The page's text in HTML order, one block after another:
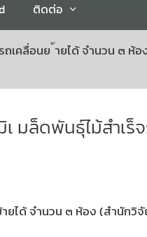
ติดต่อ
ถเคลื่อนย ้ายได้ จำนวน ๓
มล็ดพันธุ์ไม้สำเร็
ยได้ จำนวน ๓ ห้อง (สำนักวิ